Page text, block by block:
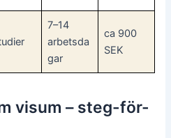
7–14
arbetsda
gar
ca 900
SEK
visum – steg-för-